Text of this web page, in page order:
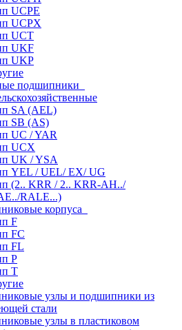
UCPE
UCPX
UCT
UKF
UKP
подшипники
SA (AEL)
SB (AS)
UC / YAR
UCX
UK / YSA
YEL / UEL/ EX/ UG
(2.. KRR / 2.. KRR-AH../
RALE...)
корпуса
F
FC
FL
P
T
узлы и подшипники из
стали
узлы в пластиковом